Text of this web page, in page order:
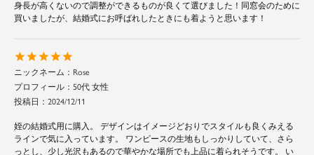
身長が高くないので調整ができるものが良くて選びました！同窓会のために
買いましたが、結婚式にお呼ばれしたときにも着ようと思います！
Rose
50代 女性
投稿日
2024/12/11
姪の結婚式用に購入。 デザインはイメージどおりでスタイルも良くみえる
ラインで気に入っています。 ワンピースの生地もしっかりしていて、さら
っとし、少し光沢もあるので華やかな場所でも上品に着られそうです。 い